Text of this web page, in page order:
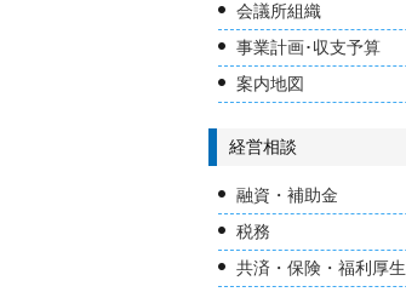
会議所組織
事業計画･収支予算
案内地図
経営相談
融資・補助金
税務
共済・保険・福利厚生